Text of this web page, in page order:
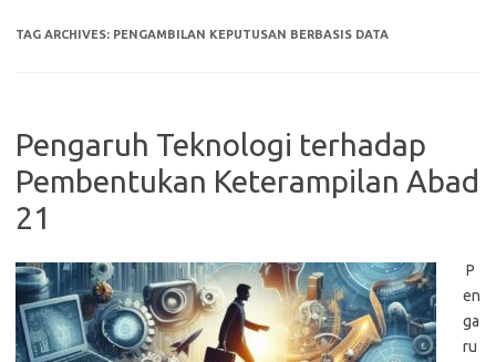
TAG ARCHIVES: PENGAMBILAN KEPUTUSAN BERBASIS DATA
Pengaruh Teknologi terhadap
Pembentukan Keterampilan Abad
21
P
en
ga
ru